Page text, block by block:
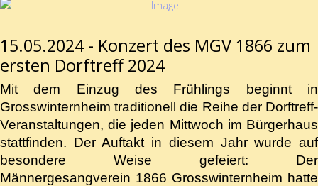
15.05.2024 - Konzert des MGV 1866 zum
ersten Dorftreff 2024
Mit dem Einzug des Frühlings beginnt in
Grosswinternheim traditionell die Reihe der Dorftreff-
Veranstaltungen, die jeden Mittwoch im Bürgerhaus
stattfinden. Der Auftakt in diesem Jahr wurde auf
besondere Weise gefeiert: Der
Männergesangverein 1866 Grosswinternheim hatte